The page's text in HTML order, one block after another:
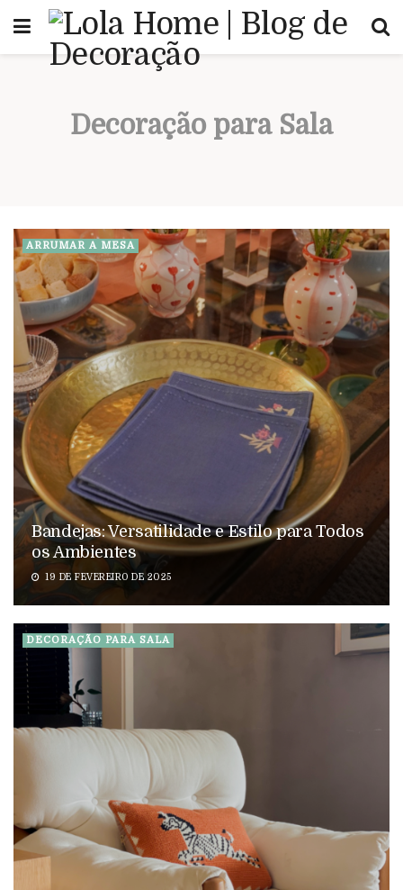
Decoração para Sala
ARRUMAR A MESA
Bandejas: Versatilidade e Estilo para Todos
os Ambientes
19 DE FEVEREIRO DE 2025
DECORAÇÃO PARA SALA